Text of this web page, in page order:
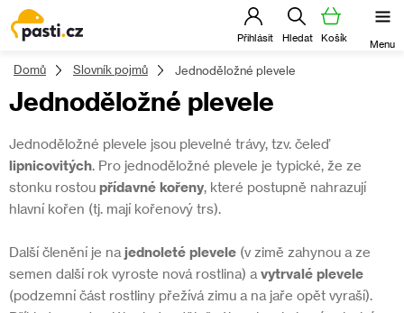
Přejít
na
obsah
Domů Slovník pojmů Jednoděložné plevele
Jednoděložné plevele
Jednoděložné plevele jsou plevelné trávy, tzv. čeleď
lipnicovitých. Pro jednoděložné plevele je typické, že ze
stonku rostou přídavné kořeny, které postupně nahrazují
hlavní kořen (tj. mají kořenový trs).
Další členění je na jednoleté plevele (v zimě zahynou a ze
semen další rok vyroste nová rostlina) a vytrvalé plevele
(podzemní část rostliny přežívá zimu a na jaře opět vyraší).